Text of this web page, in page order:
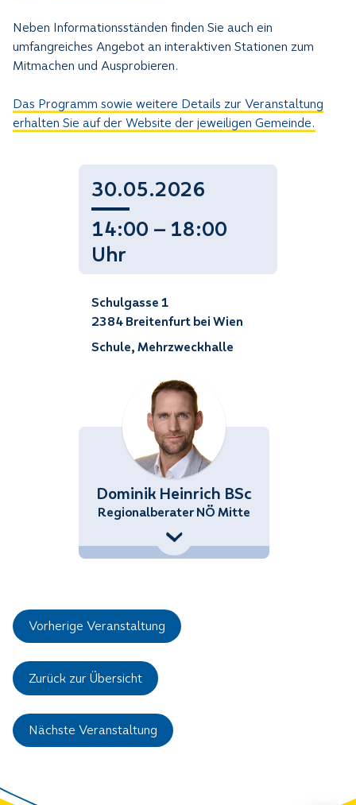
Neben Informationsständen finden Sie auch ein
umfangreiches Angebot an interaktiven Stationen zum
Mitmachen und Ausprobieren.
Das Programm sowie weitere Details zur Veranstaltung
erhalten Sie auf der Website der jeweiligen Gemeinde.
30.05.2026
14:00 — 18:00
Uhr
Schulgasse 1
2384 Breitenfurt bei Wien
Schule, Mehrzweckhalle
Dominik Heinrich BSc
Regionalberater NÖ Mitte
+43 (676) 858 70 34428
Vorherige Veranstaltung
Zurück zur Übersicht
Nächste Veranstaltung